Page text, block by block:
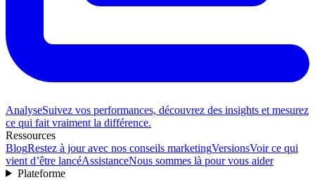
AnalyseSuivez vos performances, découvrez des insights et mesurez
ce qui fait vraiment la différence.
Ressources
BlogRestez à jour avec nos conseils marketingVersionsVoir ce qui
vient d’être lancéAssistanceNous sommes là pour vous aider
Plateforme